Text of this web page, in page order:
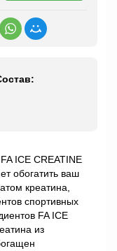
ICE CREATINE
обогатить ваш
креатина,
спортивных
FA ICE
из